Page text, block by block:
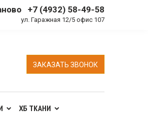
+7 (4932) 58-49-58
ул. Гаражная 12/5 офис 107
ЗАКАЗАТЬ ЗВОНОК
ХБ ТКАНИ